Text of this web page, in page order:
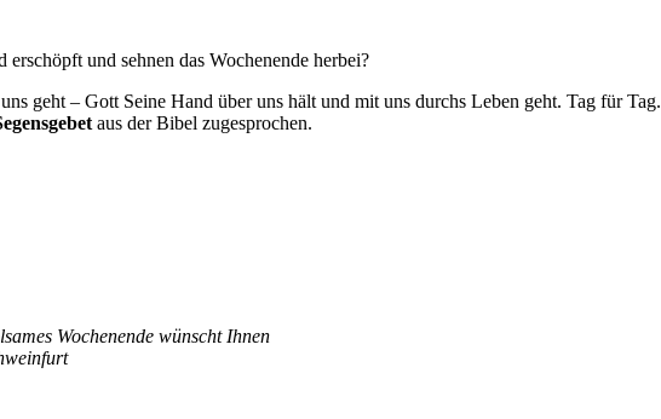
und sehnen das Wochenende herbei?
geht – Gott Seine Hand über uns hält und mit uns durchs Leben geht. Tag für Tag.
aus der Bibel zugesprochen.
Wochenende wünscht Ihnen